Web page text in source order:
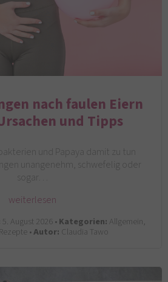
nach faulen Eiern
und Tipps
und Papaya damit zu tun
unangenehm, schwefelig oder
sogar…
weiterlesen
5. August 2026 •Kategorien: Allgemein,
•Autor: Claudia Tawo